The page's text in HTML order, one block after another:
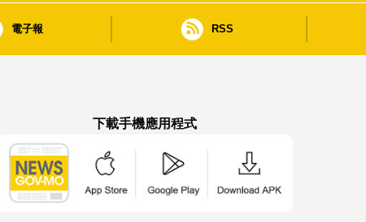
電子報 RSS
下載手機應用程式